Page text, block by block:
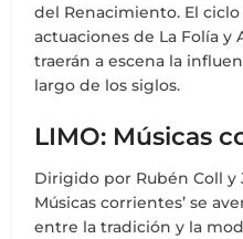
del Renacimiento. El
actuaciones de La Folía y
traerán a escena la
largo de los siglos.
LIMO: Músicas
Dirigido por Rubén Coll y
Músicas corrientes’ se
entre la tradición y la